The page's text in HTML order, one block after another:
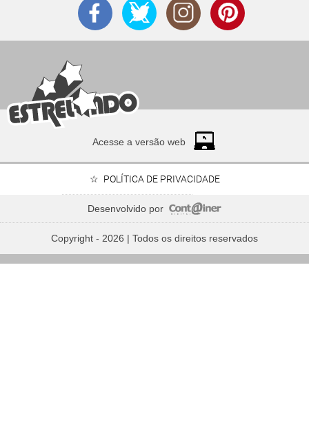
Acesse a versão web
POLÍTICA DE PRIVACIDADE
Desenvolvido por
Copyright - 2026 | Todos os direitos reservados